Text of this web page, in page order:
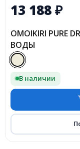
13 188₽
OMOIKIRI
ВОДЫ
В наличии